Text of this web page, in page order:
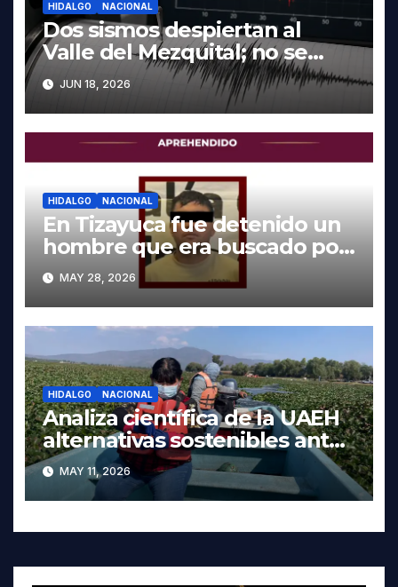
HIDALGO NACIONAL
Dos sismos despiertan al
Valle del Mezquital; no se
reportan daños en Hidalgo
JUN 18, 2026
HIDALGO NACIONAL
En Tizayuca fue detenido un
hombre que era buscado por
autoridades de Oaxaca
MAY 28, 2026
HIDALGO NACIONAL
Analiza científica de la UAEH
alternativas sostenibles ante
crisis ambiental en Tula-
Tepeji
MAY 11, 2026